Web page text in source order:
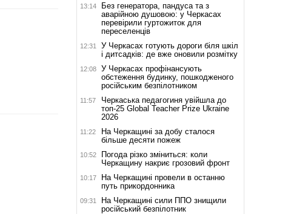
13:14
Без генератора, пандуса та з
аварійною душовою: у Черкасах
перевірили гуртожиток для
переселенців
12:31
У Черкасах готують дороги біля шкіл
і дитсадків: де вже оновили розмітку
12:08
У Черкасах профінансують
обстеження будинку, пошкодженого
російським безпілотником
11:57
Черкаська педагогиня увійшла до
топ-25 Global Teacher Prize Ukraine
2026
11:22
На Черкащині за добу сталося
більше десяти пожеж
10:52
Погода різко зміниться: коли
Черкащину накриє грозовий фронт
10:17
На Черкащині провели в останню
путь прикордонника
09:31
На Черкащині сили ППО знищили
російський безпілотник